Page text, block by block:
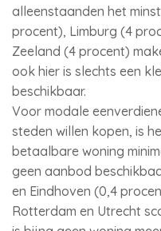
alleenstaanden het
procent), Limburg (4
Zeeland (4 procent)
ook hier is slechts een
beschikbaar.
Voor modale
steden willen kopen, is
betaalbare woning
geen aanbod
en Eindhoven (0,4
Rotterdam en Utrecht